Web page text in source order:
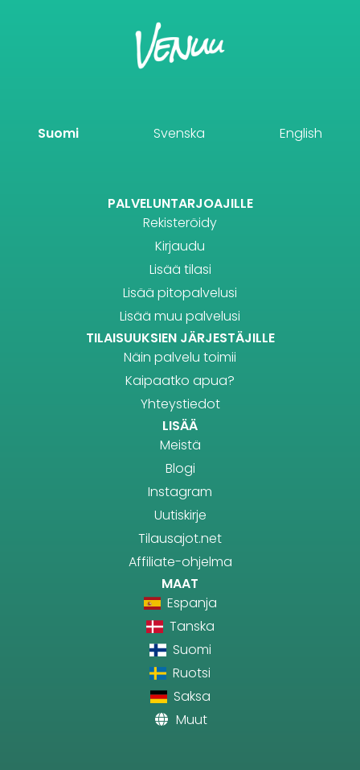
Suomi Svenska English
PALVELUNTARJOAJILLE
Rekisteröidy
Kirjaudu
Lisää tilasi
Lisää pitopalvelusi
Lisää muu palvelusi
TILAISUUKSIEN JÄRJESTÄJILLE
Näin palvelu toimii
Kaipaatko apua?
Yhteystiedot
LISÄÄ
Meistä
Blogi
Instagram
Uutiskirje
Tilausajot.net
Affiliate-ohjelma
MAAT
Espanja
Tanska
Suomi
Ruotsi
Saksa
Muut